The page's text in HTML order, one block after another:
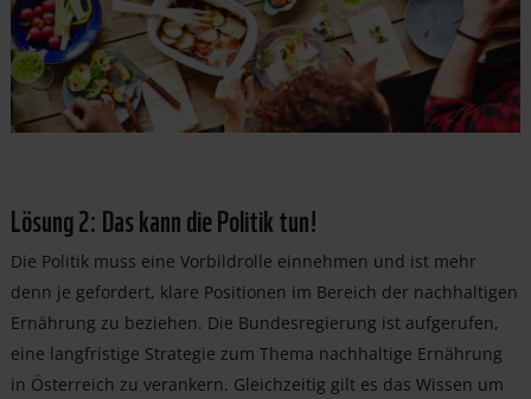
Lösung 2: Das kann die Politik tun!
Die Politik muss eine Vorbildrolle einnehmen und ist mehr
denn je gefordert, klare Positionen im Bereich der nachhaltigen
Ernährung zu beziehen. Die Bundesregierung ist aufgerufen,
eine langfristige Strategie zum Thema nachhaltige Ernährung
in Österreich zu verankern. Gleichzeitig gilt es das Wissen um